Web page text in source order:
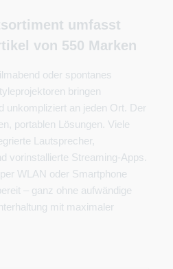
umfasst
von 550 Marken
oder spontanes
bringen
unkompliziert an jeden Ort. Der
portablen Lösungen. Viele
Lautsprecher,
vorinstallierte Streaming-Apps.
WLAN oder Smartphone
– ganz ohne aufwändige
mit maximaler